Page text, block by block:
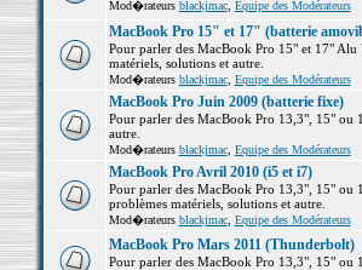
Mod�rateurs blackjmac, Equipe des Modérateurs
MacBook Pro 15" et 17" (batterie
Pour parler des MacBook Pro 15" et 17"
matériels, solutions et autre.
Mod�rateurs blackjmac, Equipe des Modérateurs
MacBook Pro Juin 2009 (batterie fixe)
Pour parler des MacBook Pro 13,3", 15" ou
autre.
Mod�rateurs blackjmac, Equipe des Modérateurs
MacBook Pro Avril 2010 (i5 et i7)
Pour parler des MacBook Pro 13,3", 15"
problèmes matériels, solutions et autre.
Mod�rateurs blackjmac, Equipe des Modérateurs
MacBook Pro Mars 2011 (Thunderbolt)
Pour parler des MacBook Pro 13,3", 15" ou